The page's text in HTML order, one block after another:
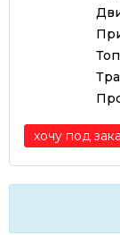
хочу под